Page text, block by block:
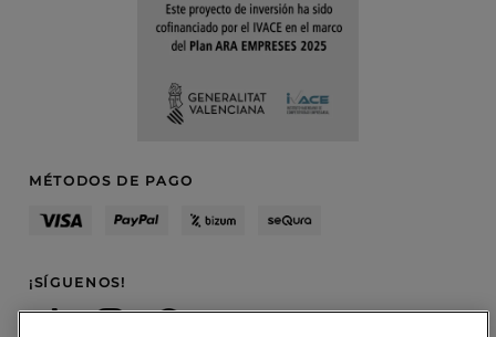
MÉTODOS DE PAGO
¡SÍGUENOS!